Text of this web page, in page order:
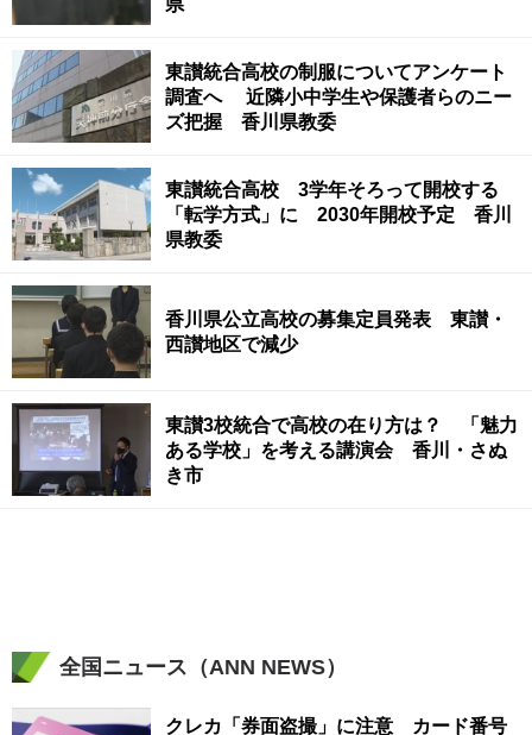
東讃統合高校の制服についてアンケート
調査へ 近隣小中学生や保護者らのニー
ズ把握 香川県教委
東讃統合高校 3学年そろって開校する
「転学方式」に 2030年開校予定 香川
県教委
香川県公立高校の募集定員発表 東讃・
西讃地区で減少
東讃3校統合で高校の在り方は？ 「魅力
ある学校」を考える講演会 香川・さぬ
き市
全国ニュース（ANN NEWS）
クレカ「券面盗撮」に注意 カード番号